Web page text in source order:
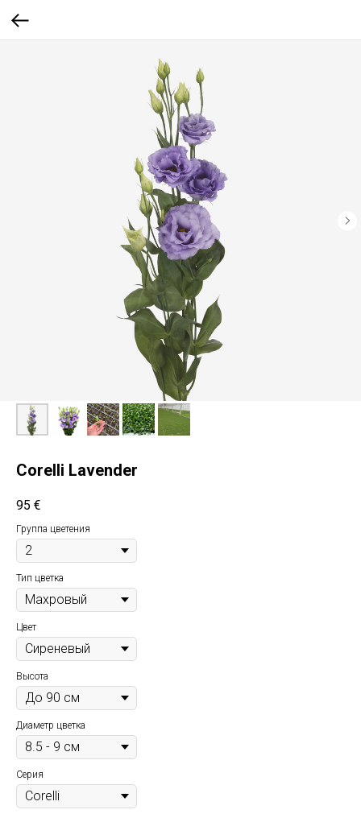
Corelli Lavender
95 €
Группа цветения
Тип цветка
Цвет
Высота
Диаметр цветка
Серия